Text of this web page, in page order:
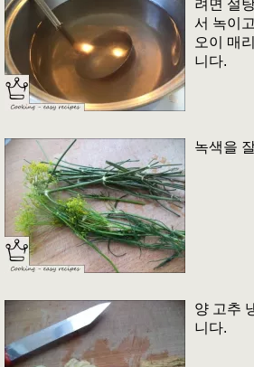
려면 설
서 녹이
오이 매
니다.
녹색을
양 고추
니다.